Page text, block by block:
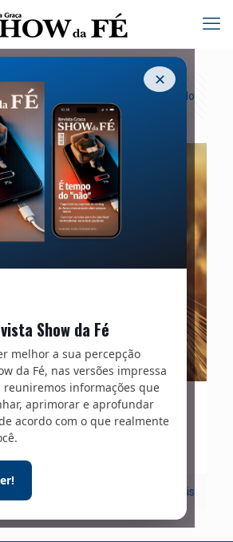
✕
Show da Fé
melhor a sua percepção
da Fé, nas versões impressa
reuniremos informações que
aprimorar e aprofundar
acordo com o que realmente
Exibir tudo
Leia mais